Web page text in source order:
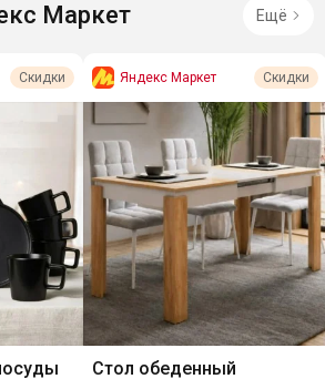
Маркет Ещё
Скидки Яндекс Маркет Скидки
Стол обеденный